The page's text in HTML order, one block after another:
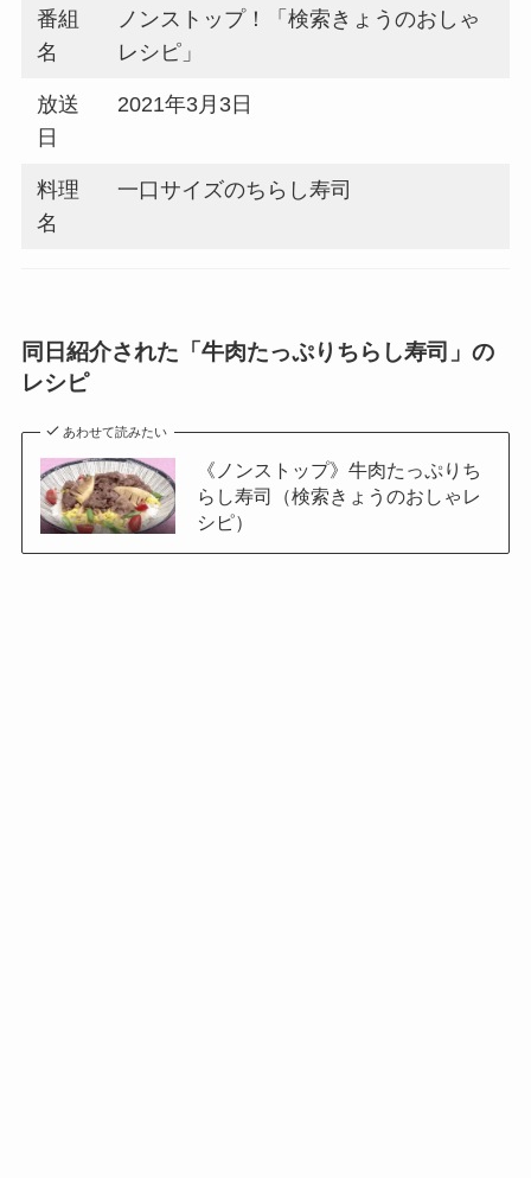
番組
名
ノンストップ！「検索きょうのおしゃ
レシピ」
放送
日
2021年3月3日
料理
名
一口サイズのちらし寿司
同日紹介された「牛肉たっぷりちらし寿司」の
レシピ
あわせて読みたい
《ノンストップ》牛肉たっぷりち
らし寿司（検索きょうのおしゃレ
シピ）